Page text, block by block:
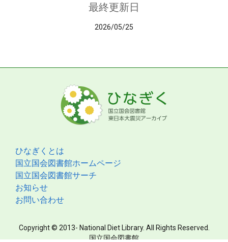
最終更新日
2026/05/25
ひなぎくとは
国立国会図書館ホームページ
国立国会図書館サーチ
お知らせ
お問い合わせ
Copyright © 2013- National Diet Library. All Rights Reserved.